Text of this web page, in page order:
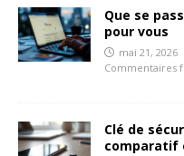
Que se
pour vous
mai 21, 2026
Commentaires
Clé de
comparatif